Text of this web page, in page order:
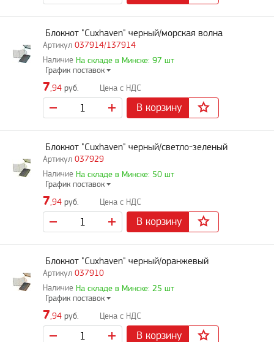
037914/137914
Блокнот "Cuxhaven" черный/морская волна
На складе в Минске: 97 шт
График поставок
7,94 руб.
В корзину
037929
Блокнот "Cuxhaven" черный/светло-зеленый
На складе в Минске: 50 шт
График поставок
7,94 руб.
В корзину
037910
Блокнот "Cuxhaven" черный/оранжевый
На складе в Минске: 25 шт
График поставок
7,94 руб.
В корзину